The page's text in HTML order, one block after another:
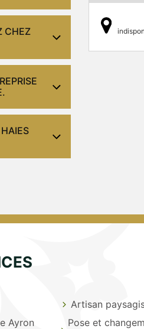
CHEZ
Ayron
Artisan
Pose et